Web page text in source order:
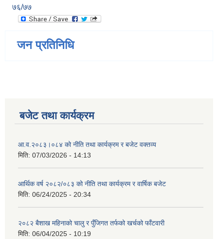
७६/७७
जन प्रतिनिधि
बजेट तथा कार्यक्रम
आ.व.२०८३।०८४ को नीति तथा कार्यक्रम र बजेट वक्तव्य
मिति: 07/03/2026 - 14:13
आर्थिक वर्ष २०८२/०८३ को नीति तथा कार्यक्रम र वार्षिक बजेट
मिति: 06/24/2025 - 20:34
२०८२ बैशाख महिनाको चालु र पुँजिगत तर्फको खर्चको फाँटवारी
मिति: 06/04/2025 - 10:19